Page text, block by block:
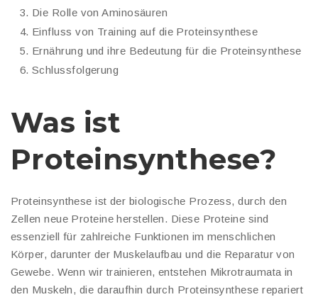
Die Rolle von Aminosäuren
Einfluss von Training auf die Proteinsynthese
Ernährung und ihre Bedeutung für die Proteinsynthese
Schlussfolgerung
Was ist
Proteinsynthese?
Proteinsynthese ist der biologische Prozess, durch den
Zellen neue Proteine herstellen. Diese Proteine sind
essenziell für zahlreiche Funktionen im menschlichen
Körper, darunter der Muskelaufbau und die Reparatur von
Gewebe. Wenn wir trainieren, entstehen Mikrotraumata in
den Muskeln, die daraufhin durch Proteinsynthese repariert